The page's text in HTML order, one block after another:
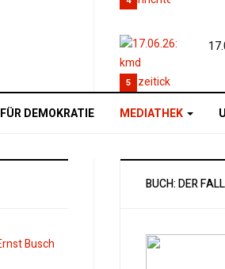
5
FÜR DEMOKRATIE MEDIATHEK
BUCH: DER